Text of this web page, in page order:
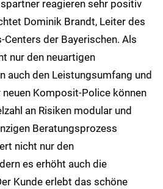
reagieren sehr positiv
Dominik Brandt, Leiter des
der Bayerischen. Als
nur den neuartigen
auch den Leistungsumfang und
Komposit-Police können
an Risiken modular und
Beratungsprozess
nicht nur den
es erhöht auch die
Kunde erlebt das schöne